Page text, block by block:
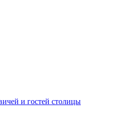
и гостей столицы